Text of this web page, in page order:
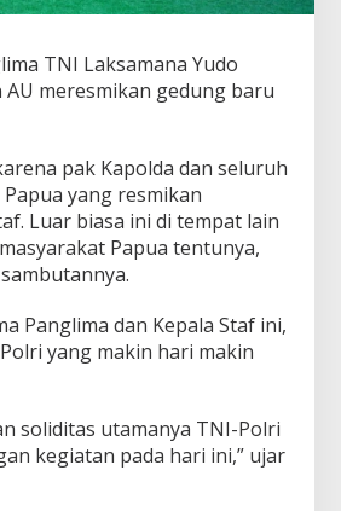
TNI Laksamana Yudo
meresmikan gedung baru
pak Kapolda dan seluruh
yang resmikan
Luar biasa ini di tempat lain
Papua tentunya,
Panglima dan Kepala Staf ini,
yang makin hari makin
soliditas utamanya TNI-Polri
kegiatan pada hari ini,” ujar